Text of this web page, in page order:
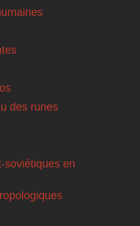
des runes
soviétiques en